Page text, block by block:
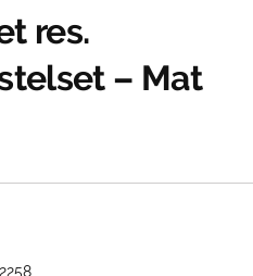
res.
– Mat